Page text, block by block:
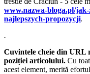
www.nazwa-bloga.pl/
najlepszych-propozycji.
.
Cuvintele cheie din URL
poziției articolului. Cu
acest element, merită